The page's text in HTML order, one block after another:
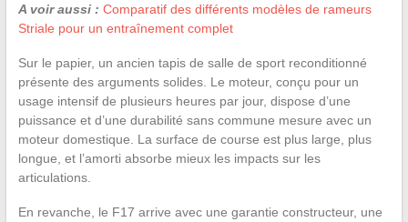
A voir aussi : Comparatif des différents modèles de rameurs
Striale pour un entraînement complet
Sur le papier, un ancien tapis de salle de sport reconditionné
présente des arguments solides. Le moteur, conçu pour un
usage intensif de plusieurs heures par jour, dispose d’une
puissance et d’une durabilité sans commune mesure avec un
moteur domestique. La surface de course est plus large, plus
longue, et l’amorti absorbe mieux les impacts sur les
articulations.
En revanche, le F17 arrive avec une garantie constructeur, une